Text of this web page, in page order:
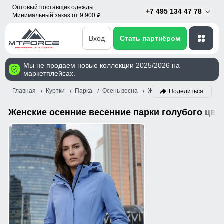
Оптовый поставщик одежды.
Минимальный заказ от 9 900 p
+7 495 134 47 78
Вход Стать партнёром
Мы не продаем новые коллекции 2025/2026 на
маркетплейсах.
Главная Куртки Парка Осень весна Женский Голубой
Поделиться
Женские осенние весенние парки голубого